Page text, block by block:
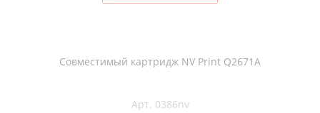
Совместимый картридж NV Print Q2671A
Арт. 0386nv